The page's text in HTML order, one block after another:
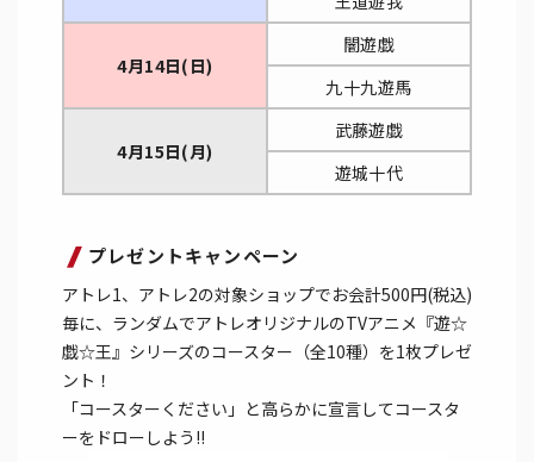
4月14日(日)
闇遊戯
九十九遊馬
4月15日(月)
武藤遊戯
遊城十代
プレゼントキャンペーン
アトレ1、アトレ2の対象ショップでお会計500円(税込)
毎に、ランダムでアトレオリジナルのTVアニメ『遊☆
戯☆王』シリーズのコースター（全10種）を1枚プレゼ
ント！
「コースターください」と高らかに宣言してコースタ
ーをドローしよう!!